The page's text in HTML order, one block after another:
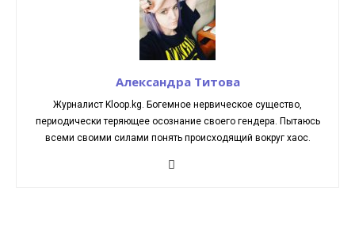
Александра Титова
Журналист Kloop.kg. Богемное нервическое существо,
периодически теряющее осознание своего гендера. Пытаюсь
всеми своими силами понять происходящий вокруг хаос.